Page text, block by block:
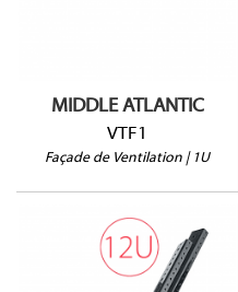
MIDDLE ATLANTIC
VTF1
Façade de Ventilation | 1U